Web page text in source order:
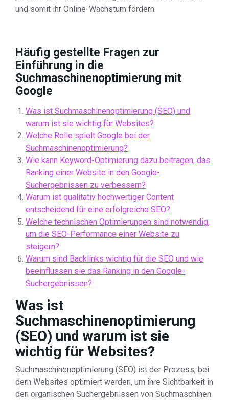
und somit ihr Online-Wachstum fördern.
Häufig gestellte Fragen zur
Einführung in die
Suchmaschinenoptimierung mit
Google
Was ist Suchmaschinenoptimierung (SEO) und
warum ist sie wichtig für Websites?
Welche Rolle spielt Google bei der
Suchmaschinenoptimierung?
Wie kann Keyword-Optimierung dazu beitragen, das
Ranking einer Website in den Google-
Suchergebnissen zu verbessern?
Warum ist qualitativ hochwertiger Content
entscheidend für eine erfolgreiche SEO?
Welche technischen Optimierungen sind notwendig,
um die SEO-Performance einer Website zu
steigern?
Warum sind Backlinks wichtig für die SEO und wie
beeinflussen sie das Ranking in den Google-
Suchergebnissen?
Was ist
Suchmaschinenoptimierung
(SEO) und warum ist sie
wichtig für Websites?
Suchmaschinenoptimierung (SEO) ist der Prozess, bei
dem Websites optimiert werden, um ihre Sichtbarkeit in
den organischen Suchergebnissen von Suchmaschinen